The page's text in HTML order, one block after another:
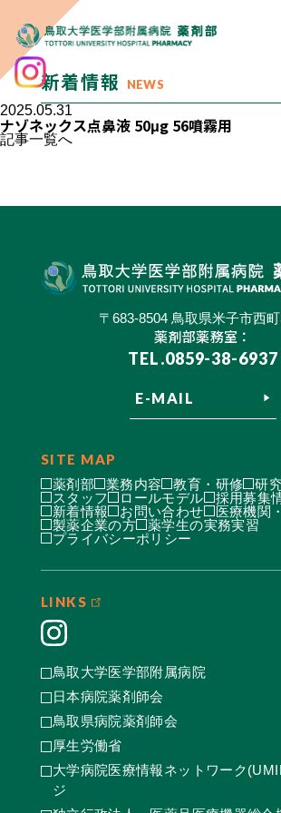
新着情報 NEWS
2025.05.31
ナゾネックス点鼻液 50μg 56噴霧用
記事一覧へ
〒683-8504 鳥取県米子市西
薬剤部薬務室：
TEL.0859-38-6937
E-MAIL
SITE MAP
薬剤部 業務内容 教育・研修
研
スタッフ
ロールモデル
採用募集
新着情報
お問い合わせ
医療機関
製薬企業の方
薬学生の実務実習
プライバシーポリシー
LINKS
鳥取大学医学部附属病院
日本病院薬剤師会
鳥取県病院薬剤師会
厚生労働省
大学病院医療情報ネットワーク
ジ